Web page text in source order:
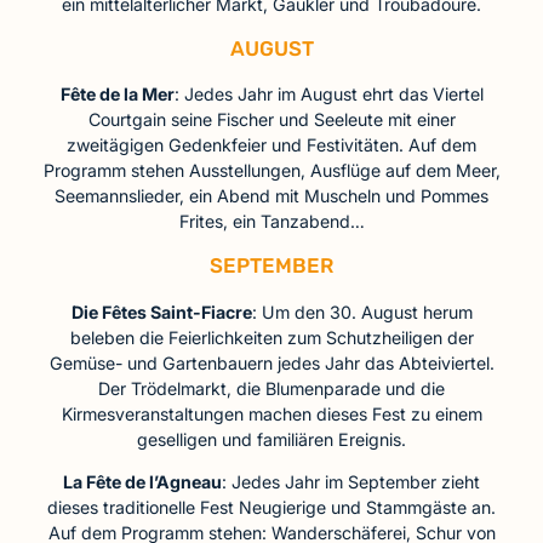
AUGUST
Fête de la Mer: Jedes Jahr im August ehrt das Viertel
Courtgain seine Fischer und Seeleute mit einer
zweitägigen Gedenkfeier und Festivitäten. Auf dem
Programm stehen Ausstellungen, Ausflüge auf dem Meer,
Seemannslieder, ein Abend mit Muscheln und Pommes
Frites, ein Tanzabend…
SEPTEMBER
Die Fêtes Saint-Fiacre: Um den 30. August herum
beleben die Feierlichkeiten zum Schutzheiligen der
Gemüse- und Gartenbauern jedes Jahr das Abteiviertel.
Der Trödelmarkt, die Blumenparade und die
Kirmesveranstaltungen machen dieses Fest zu einem
geselligen und familiären Ereignis.
La Fête de l’Agneau: Jedes Jahr im September zieht
dieses traditionelle Fest Neugierige und Stammgäste an.
Auf dem Programm stehen: Wanderschäferei, Schur von